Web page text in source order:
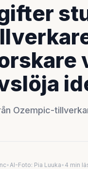
Ozempic-
•AI-Foto: Pia Luuka• 4 min